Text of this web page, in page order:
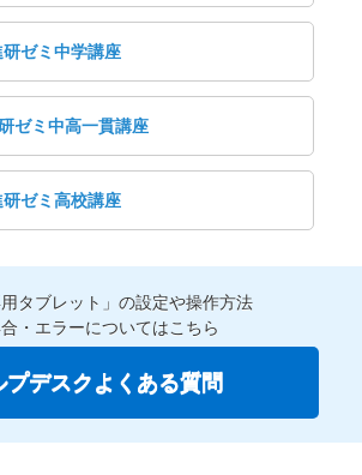
用タブレット」の設定や操作方法
・エラーについてはこちら
プデスクよくある質問